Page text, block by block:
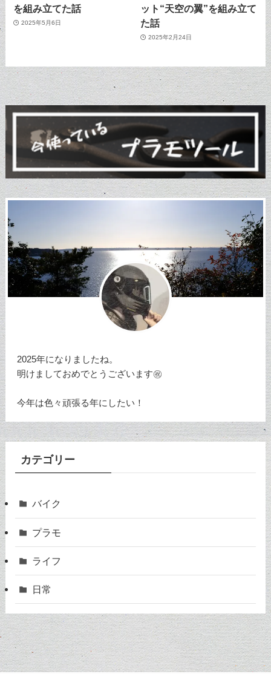
を組み立てた話
2025年5月6日
ット“天空の翼”を組み立て
た話
2025年2月24日
2025年になりましたね。
明けましておめでとうございます㊗️
今年は色々頑張る年にしたい！
カテゴリー
バイク
プラモ
ライフ
日常